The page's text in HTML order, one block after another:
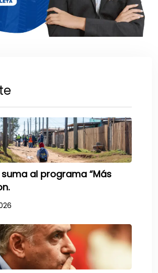
suma al programa “Más